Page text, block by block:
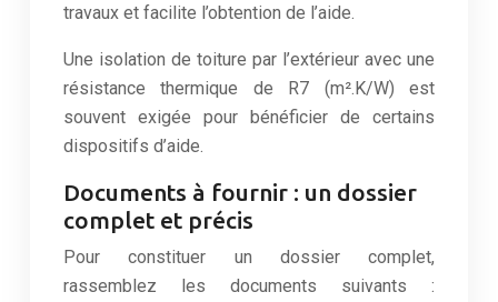
travaux et facilite l’obtention de l’aide.
Une isolation de toiture par l’extérieur avec une
résistance thermique de R7 (m².K/W) est
souvent exigée pour bénéficier de certains
dispositifs d’aide.
Documents à fournir : un dossier
complet et précis
Pour constituer un dossier complet,
rassemblez les documents suivants :